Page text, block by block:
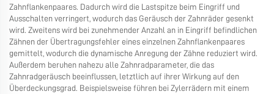
Zahnflankenpaares. Dadurch wird die Lastspitze beim Eingriff und
Ausschalten verringert, wodurch das Geräusch der Zahnräder gesenkt
wird. Zweitens wird bei zunehmender Anzahl an in Eingriff befindlichen
Zähnen der Übertragungsfehler eines einzelnen Zahnflankenpaares
gemittelt, wodurch die dynamische Anregung der Zähne reduziert wird.
Außerdem beruhen nahezu alle Zahnradparameter, die das
Zahnradgeräusch beeinflussen, letztlich auf ihrer Wirkung auf den
Überdeckungsgrad. Beispielsweise führen bei Zylerrädern mit einem